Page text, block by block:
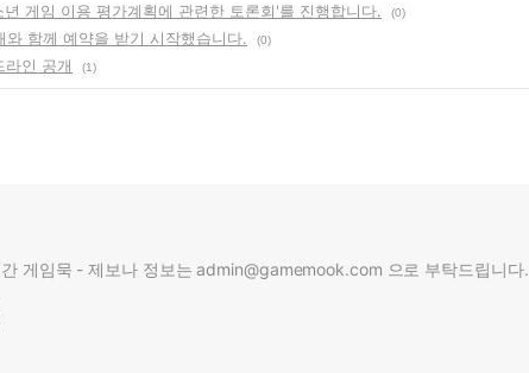
게임 이용 평가계획에 관련한 토론회'를 진행합니다. (0)
와 함께 예약을 받기 시작했습니다.
(0)
라인 공개
(1)
게임묵 - 제보나 정보는 admin@gamemook.com 으로 부탁드립니다.